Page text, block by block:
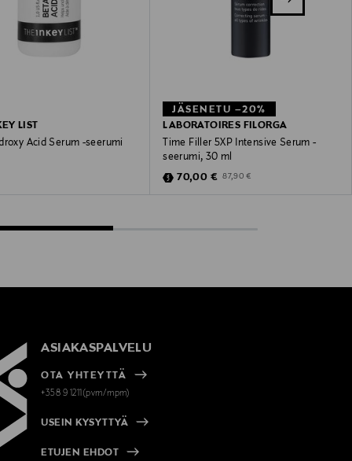
LIST
Acid Serum -seerumi
JÄSENETU –20%
LABORATOIRES FILORGA
Time Filler 5XP Intensive Serum -
seerumi, 30 ml
Discounted Price
70,00 € Original Price
87,90 €
ASIAKASPALVELU
OTA YHTEYTTÄ
+358 9 1211(pvm/mpm)
USEIN KYSYTTYÄ
ETUJEN EHDOT